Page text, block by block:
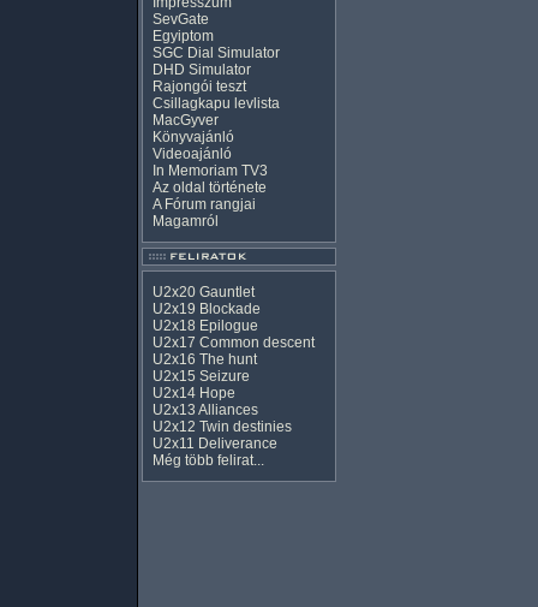
SevGate
Egyiptom
SGC Dial Simulator
DHD Simulator
Rajongói teszt
Csillagkapu levlista
MacGyver
Könyvajánló
Videoajánló
In Memoriam TV3
Az oldal története
A Fórum rangjai
Magamról
U2x20 Gauntlet
U2x19 Blockade
U2x18 Epilogue
U2x17 Common descent
U2x16 The hunt
U2x15 Seizure
U2x14 Hope
U2x13 Alliances
U2x12 Twin destinies
U2x11 Deliverance
Még több felirat...